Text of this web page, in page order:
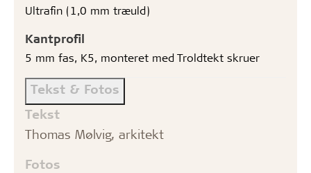
Ultrafin (1,0 mm træuld)
Kantprofil
5 mm fas, K5, monteret med Troldtekt skruer
Tekst & Fotos
Tekst
Thomas Mølvig, arkitekt
Fotos